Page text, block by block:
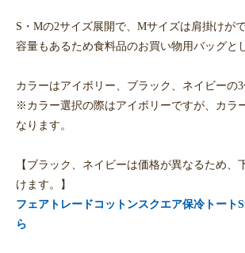
S・Mの2サイズ展開で、Mサイズは肩掛けが
容量もあるため食料品のお買い物用バッグと
カラーはアイボリー、ブラック、ネイビーの3
※カラー選択の際はアイボリーですが、カラ
なります。
【ブラック、ネイビーは価格が異なるため、
けます。】
フェアトレードコットンスクエア保冷トート
ら